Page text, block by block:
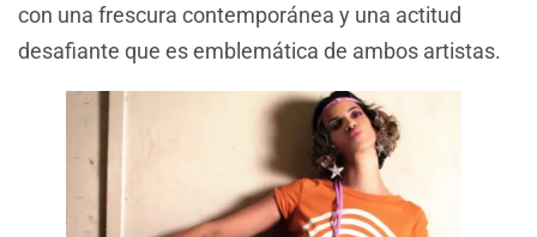
con una frescura contemporánea y una actitud
desafiante que es emblemática de ambos artistas.